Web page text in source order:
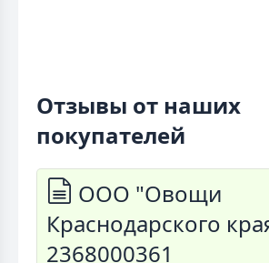
Отзывы от наших
покупателей
ООО "Овощи
Краснодарского
2368000361